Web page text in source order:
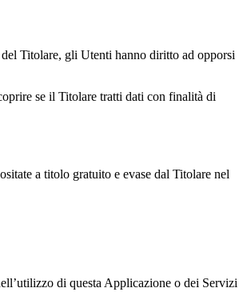
Titolare, gli Utenti hanno diritto ad opporsi
se il Titolare tratti dati con finalità di
a titolo gratuito e evase dal Titolare nel
di questa Applicazione o dei Servizi